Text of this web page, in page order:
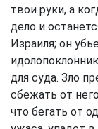
твои руки, а
дело и
Израиля; он
для суда. Зло
сбежать от
что бегать от